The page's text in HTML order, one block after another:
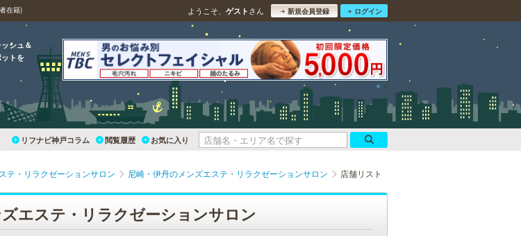
在籍) ようこそ、 ゲスト さん 新規会員登録 ログイン
シュ＆
トを
リフナビ神戸コラム 閲覧履歴 お気に入り
テ・リラクゼーションサロン 尼崎・伊丹のメンズエステ・リラクゼーションサロン 店舗リスト
エステ・リラクゼーションサロン